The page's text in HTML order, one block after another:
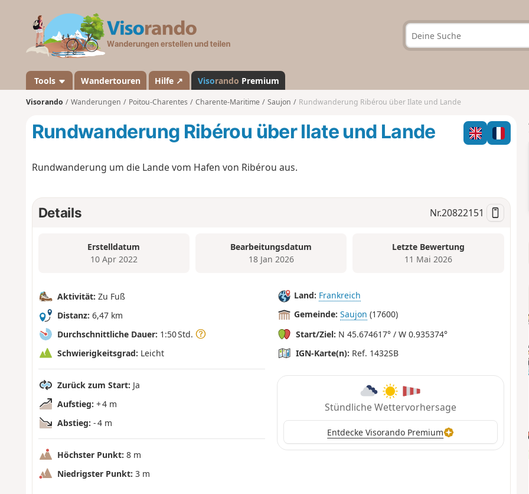
a
n
d
Tools Wandertouren Hilfe ↗ Visorando Premium
Visorando Wanderungen Poitou-Charentes Charente-Maritime Saujon Rundwanderung Ribérou über Ilate und Lande
Rundwanderung Ribérou über Ilate und Lande
Rundwanderung um die Lande vom Hafen von Ribérou aus.
Details Nr.20822151
Erstelldatum
10 Apr 2022
Bearbeitungsdatum
18 Jan 2026
Letzte Bewertung
11 Mai 2026
Aktivität: Zu Fuß
Distanz: 6,47 km
Durchschnittliche Dauer: 1:50 Std.
Schwierigkeitsgrad: Leicht
Zurück zum Start: Ja
Aufstieg: + 4 m
Abstieg: - 4 m
Höchster Punkt: 8 m
Niedrigster Punkt: 3 m
Land: Frankreich
Gemeinde: Saujon (17600)
Start/Ziel: N 45.674617° / W 0.935374°
IGN-Karte(n): Ref. 1432SB
Stündliche Wettervorhersage
Entdecke Visorando Premium